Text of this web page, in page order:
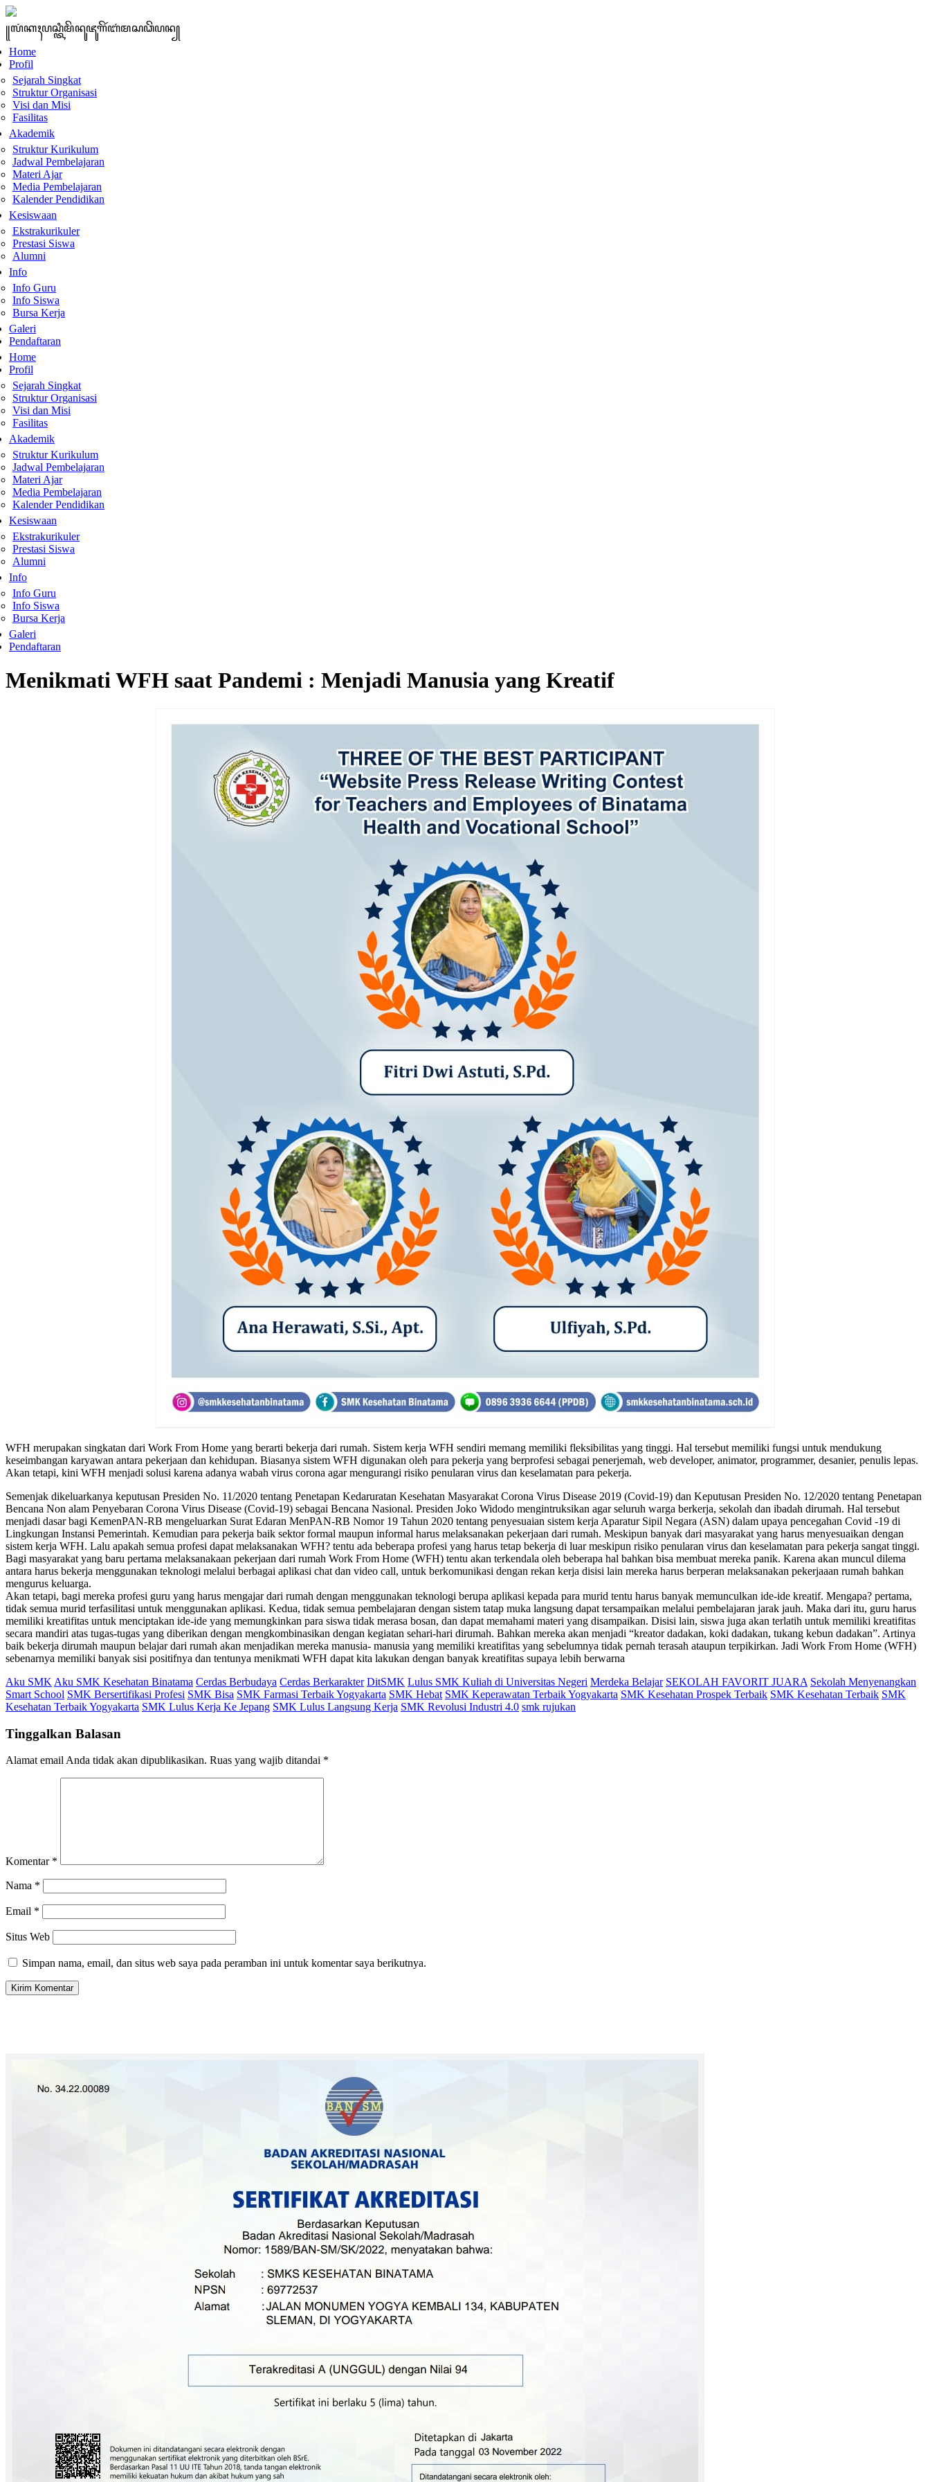
꧋ꦭꦁꦏꦃꦥꦱ꧀ꦠꦶꦩꦼꦤꦸꦗꦸꦒꦼꦂꦧꦁꦩꦱꦣꦼꦥꦤ꧀
Home
Profil
Sejarah Singkat
Struktur Organisasi
Visi dan Misi
Fasilitas
Akademik
Struktur Kurikulum
Jadwal Pembelajaran
Materi Ajar
Media Pembelajaran
Kalender Pendidikan
Kesiswaan
Ekstrakurikuler
Prestasi Siswa
Alumni
Info
Info Guru
Info Siswa
Bursa Kerja
Galeri
Pendaftaran
Home
Profil
Sejarah Singkat
Struktur Organisasi
Visi dan Misi
Fasilitas
Akademik
Struktur Kurikulum
Jadwal Pembelajaran
Materi Ajar
Media Pembelajaran
Kalender Pendidikan
Kesiswaan
Ekstrakurikuler
Prestasi Siswa
Alumni
Info
Info Guru
Info Siswa
Bursa Kerja
Galeri
Pendaftaran
Menikmati WFH saat Pandemi : Menjadi Manusia yang Kreatif
WFH merupakan singkatan dari Work From Home yang berarti bekerja dari rumah. Sistem kerja WFH sendiri memang memiliki fleksibilitas yang tinggi. Hal tersebut memiliki fungsi untuk mendukung
keseimbangan karyawan antara pekerjaan dan kehidupan. Biasanya sistem WFH digunakan oleh para pekerja yang berprofesi sebagai penerjemah, web developer, animator, programmer, desanier, penulis lepas.
Akan tetapi, kini WFH menjadi solusi karena adanya wabah virus corona agar mengurangi risiko penularan virus dan keselamatan para pekerja.
Semenjak dikeluarkanya keputusan Presiden No. 11/2020 tentang Penetapan Kedaruratan Kesehatan Masyarakat Corona Virus Disease 2019 (Covid-19) dan Keputusan Presiden No. 12/2020 tentang Penetapan
Bencana Non alam Penyebaran Corona Virus Disease (Covid-19) sebagai Bencana Nasional. Presiden Joko Widodo mengintruksikan agar seluruh warga berkerja, sekolah dan ibadah dirumah. Hal tersebut
menjadi dasar bagi KemenPAN-RB mengeluarkan Surat Edaran MenPAN-RB Nomor 19 Tahun 2020 tentang penyesuaian sistem kerja Aparatur Sipil Negara (ASN) dalam upaya pencegahan Covid -19 di
Lingkungan Instansi Pemerintah. Kemudian para pekerja baik sektor formal maupun informal harus melaksanakan pekerjaan dari rumah. Meskipun banyak dari masyarakat yang harus menyesuaikan dengan
sistem kerja WFH. Lalu apakah semua profesi dapat melaksanakan WFH? tentu ada beberapa profesi yang harus tetap bekerja di luar meskipun risiko penularan virus dan keselamatan para pekerja sangat tinggi.
Bagi masyarakat yang baru pertama melaksanakaan pekerjaan dari rumah Work From Home (WFH) tentu akan terkendala oleh beberapa hal bahkan bisa membuat mereka panik. Karena akan muncul dilema
antara harus bekerja menggunakan teknologi melalui berbagai aplikasi chat dan video call, untuk berkomunikasi dengan rekan kerja disisi lain mereka harus berperan melaksanakan pekerjaaan rumah bahkan
mengurus keluarga.
Akan tetapi, bagi mereka profesi guru yang harus mengajar dari rumah dengan menggunakan teknologi berupa aplikasi kepada para murid tentu harus banyak memunculkan ide-ide kreatif. Mengapa? pertama,
tidak semua murid terfasilitasi untuk menggunakan aplikasi. Kedua, tidak semua pembelajaran dengan sistem tatap muka langsung dapat tersampaikan melalui pembelajaran jarak jauh. Maka dari itu, guru harus
memiliki kreatifitas untuk menciptakan ide-ide yang memungkinkan para siswa tidak merasa bosan, dan dapat memahami materi yang disampaikan. Disisi lain, siswa juga akan terlatih untuk memiliki kreatifitas
secara mandiri atas tugas-tugas yang diberikan dengan mengkombinasikan dengan kegiatan sehari-hari dirumah. Bahkan mereka akan menjadi “kreator dadakan, koki dadakan, tukang kebun dadakan”. Artinya
baik bekerja dirumah maupun belajar dari rumah akan menjadikan mereka manusia- manusia yang memiliki kreatifitas yang sebelumnya tidak pernah terasah ataupun terpikirkan. Jadi Work From Home (WFH)
sebenarnya memiliki banyak sisi positifnya dan tentunya menikmati WFH dapat kita lakukan dengan banyak kreatifitas supaya lebih berwarna
Aku SMK Aku SMK Kesehatan Binatama Cerdas Berbudaya Cerdas Berkarakter DitSMK Lulus SMK Kuliah di Universitas Negeri Merdeka Belajar SEKOLAH FAVORIT JUARA Sekolah Menyenangkan
Smart School SMK Bersertifikasi Profesi SMK Bisa SMK Farmasi Terbaik Yogyakarta SMK Hebat SMK Keperawatan Terbaik Yogyakarta SMK Kesehatan Prospek Terbaik SMK Kesehatan Terbaik SMK
Kesehatan Terbaik Yogyakarta SMK Lulus Kerja Ke Jepang SMK Lulus Langsung Kerja SMK Revolusi Industri 4.0 smk rujukan
Tinggalkan Balasan
Alamat email Anda tidak akan dipublikasikan. Ruas yang wajib ditandai *
Komentar *
Nama *
Email *
Situs Web
Simpan nama, email, dan situs web saya pada peramban ini untuk komentar saya berikutnya.